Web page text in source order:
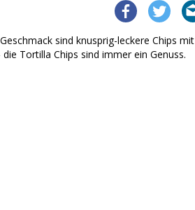
sind knusprig-leckere Chips mit
Tortilla Chips sind immer ein Genuss.